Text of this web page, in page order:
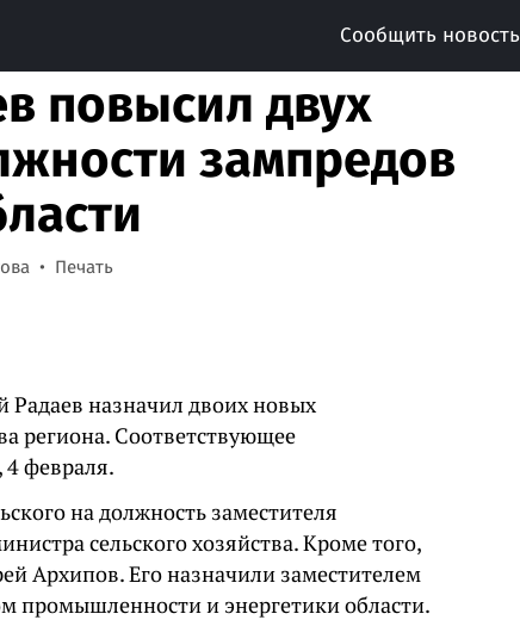
Сообщить новость
повысил двух
зампредов
Печать
Радаев назначил двоих новых
региона. Соответствующее
4 февраля.
на должность заместителя
сельского хозяйства. Кроме того,
Архипов. Его назначили заместителем
промышленности и энергетики области.